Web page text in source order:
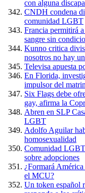
con alguna
CNDH condena
comunidad LGBT
Francia permitirá
sangre sin
Kunno critica
nosotros no hay
Televisa apuesta
En Florida,
impulsor del
Six Flags debe
gay, afirma la
Abren en SLP
LGBT
Adolfo Aguilar
homosexualidad
Comunidad
sobre adopciones
¿Formará
el MCU?
Un token español